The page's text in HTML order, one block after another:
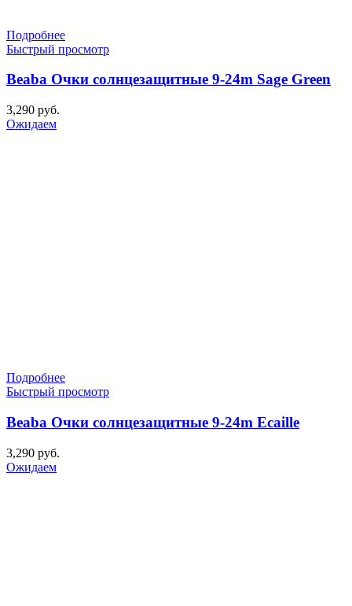
Подробнее
Быстрый просмотр
Beaba Очки солнцезащитные 9-24m Sage Green
3,290 руб.
Ожидаем
Подробнее
Быстрый просмотр
Beaba Очки солнцезащитные 9-24m Ecaille
3,290 руб.
Ожидаем